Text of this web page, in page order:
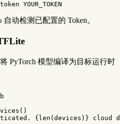
自动检测已配置的 Token。
PyTorch 模型编译为目标运行时
()
{len (devices ) } cloud